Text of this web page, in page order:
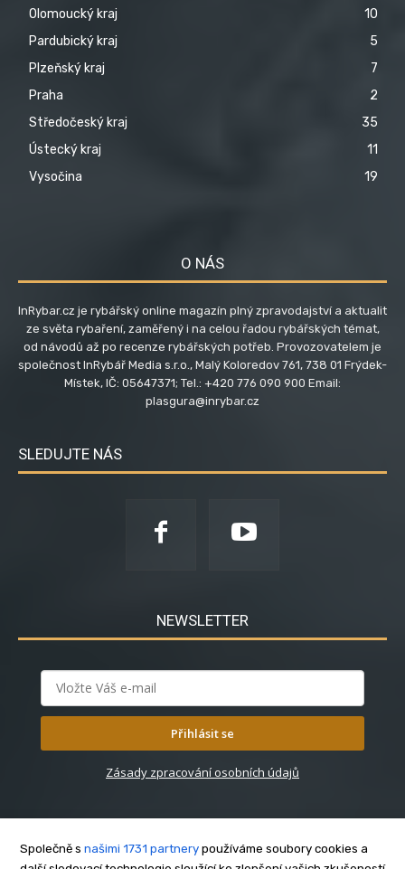
Olomoucký kraj
10
Pardubický kraj
5
Plzeňský kraj
7
Praha
2
Středočeský kraj
35
Ústecký kraj
11
Vysočina
19
O NÁS
InRybar.cz je rybářský online magazín plný zpravodajství a aktualit
ze světa rybaření, zaměřený i na celou řadou rybářských témat,
od návodů až po recenze rybářských potřeb. Provozovatelem je
společnost InRybář Media s.r.o., Malý Koloredov 761, 738 01 Frýdek-
Místek, IČ: 05647371; Tel.: +420 776 090 900 Email:
plasgura@inrybar.cz
SLEDUJTE NÁS
NEWSLETTER
Přihlásit se
Zásady zpracování osobních údajů
Společně s našimi 1731 partnery používáme soubory cookies a